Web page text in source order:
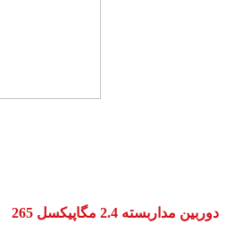
دوربین مداربسته 2.4 مگاپیکسل 265